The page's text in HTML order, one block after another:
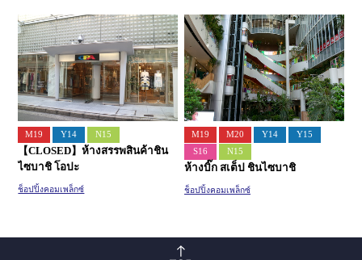
M19 Y14 N15
【CLOSED】ห้างสรรพสินค้าชิน
ไซบาชิ โอปะ
ช็อปปิ้งคอมเพล็กซ์
M19 M20 Y14
Y15
S16
N15
ห้างบิ๊ก สเต็ป ชินไซบาชิ
ช็อปปิ้งคอมเพล็กซ์